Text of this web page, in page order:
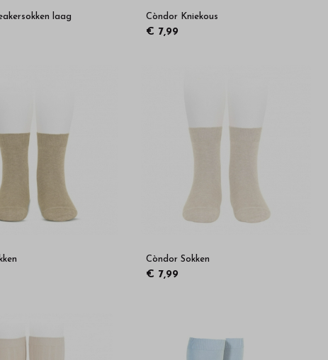
laag Còndor Kniekous
€ 7,99
Còndor Sokken
€ 7,99